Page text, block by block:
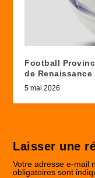
Football
de Renaissance
5 mai 2026
Laisser une
Votre adresse e-mail
obligatoires sont